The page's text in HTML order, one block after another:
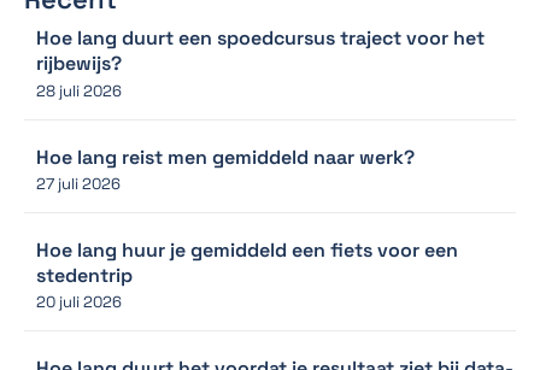
Hoe lang duurt een spoedcursus traject voor het
rijbewijs?
28 juli 2026
Hoe lang reist men gemiddeld naar werk?
27 juli 2026
Hoe lang huur je gemiddeld een fiets voor een
stedentrip
20 juli 2026